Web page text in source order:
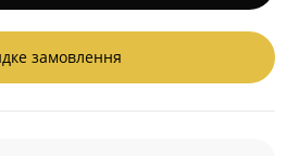
замовлення